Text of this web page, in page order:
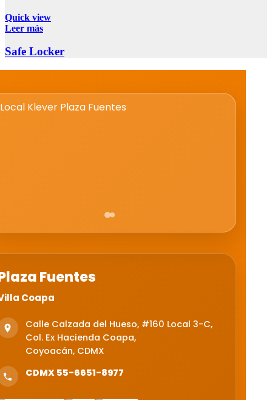
Quick view
Leer más
Safe Locker
Fuentes
Coapa
Calle Calzada del Hueso, #160 Local 3-C,
Col. Ex Hacienda Coapa,
Coyoacán, CDMX
CDMX 55-6651-8977